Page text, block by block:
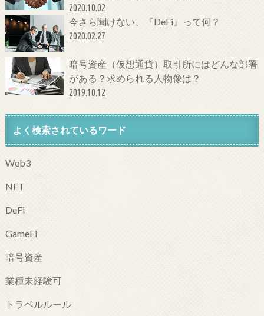
2020.10.02
今さら聞けない、『DeFi』って何？
2020.02.27
暗号資産（仮想通貨）取引所にはどんな部署
がある？求められる人物像は？
2019.10.12
よく検索されているワード
Web3
NFT
DeFi
GameFi
暗号資産
業種未経験可
トラベルルール